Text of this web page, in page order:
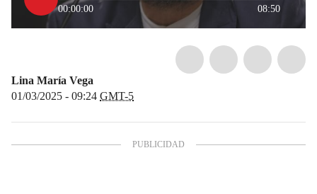
00:00:00 08:50
Lina María Vega
01/03/2025 - 09:24 GMT-5